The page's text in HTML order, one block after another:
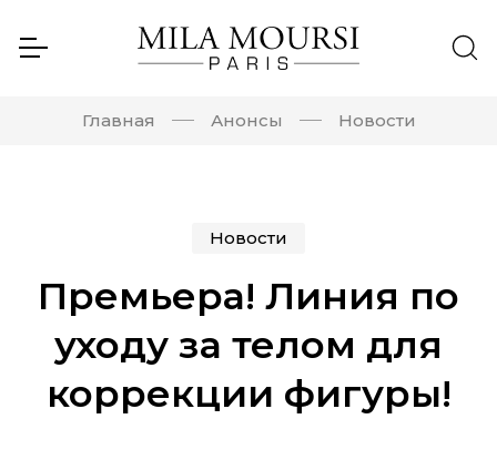
Главная Анонсы Новости
Новости
Премьера! Линия по
уходу за телом для
коррекции фигуры!